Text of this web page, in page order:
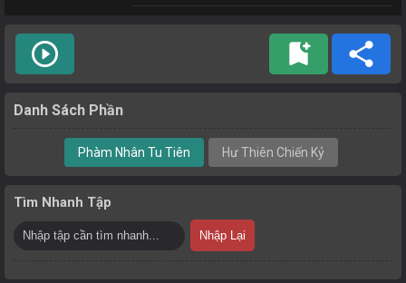
play_circle_outline bookmark_add share
Danh Sách Phần
Phàm Nhân Tu Tiên Hư Thiên Chiến Kỷ
Tìm Nhanh Tập
Nhập Lại